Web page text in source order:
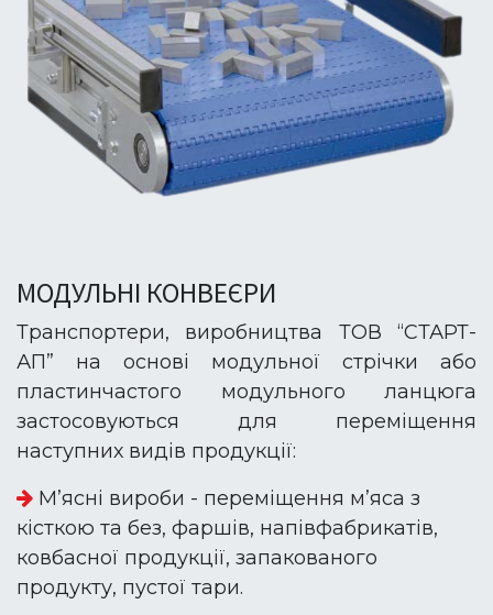
МОДУЛЬНІ КОНВЕЄРИ
Транспортери, виробництва ТОВ “СТАРТ-
АП” на основі модульної стрічки або
пластинчастого модульного ланцюга
застосовуються для переміщення
наступних видів продукції:
М’ясні вироби - переміщення м’яса з
кісткою та без, фаршів, напівфабрикатів,
ковбасної продукції, запакованого
продукту, пустої тари.